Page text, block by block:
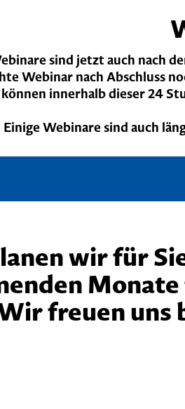
sind jetzt auch nach
Webinar nach Abschluss
innerhalb dieser 24
Einige Webinare sind auch
wir für
freuen